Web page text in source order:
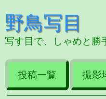
野鳥写目
写す目で、しゃめと勝
投稿一覧 撮影